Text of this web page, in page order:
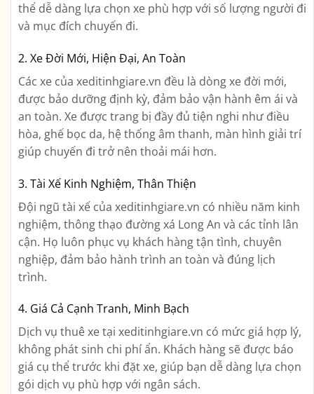
thể dễ dàng lựa chọn xe phù hợp với số lượng người đi
và mục đích chuyến đi.
2. Xe Đời Mới, Hiện Đại, An Toàn
Các xe của xeditinhgiare.vn đều là dòng xe đời mới,
được bảo dưỡng định kỳ, đảm bảo vận hành êm ái và
an toàn. Xe được trang bị đầy đủ tiện nghi như điều
hòa, ghế bọc da, hệ thống âm thanh, màn hình giải trí
giúp chuyến đi trở nên thoải mái hơn.
3. Tài Xế Kinh Nghiệm, Thân Thiện
Đội ngũ tài xế của xeditinhgiare.vn có nhiều năm kinh
nghiệm, thông thạo đường xá Long An và các tỉnh lân
cận. Họ luôn phục vụ khách hàng tận tình, chuyên
nghiệp, đảm bảo hành trình an toàn và đúng lịch
trình.
4. Giá Cả Cạnh Tranh, Minh Bạch
Dịch vụ thuê xe tại xeditinhgiare.vn có mức giá hợp lý,
không phát sinh chi phí ẩn. Khách hàng sẽ được báo
giá cụ thể trước khi đặt xe, giúp bạn dễ dàng lựa chọn
gói dịch vụ phù hợp với ngân sách.